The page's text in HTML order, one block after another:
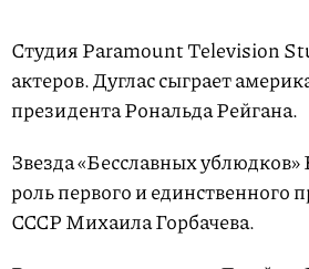
Студия Paramount Television
актеров. Дуглас сыграет
президента Рональда Рейгана.
Звезда «Бесславных
роль первого и единственного
СССР Михаила Горбачева.